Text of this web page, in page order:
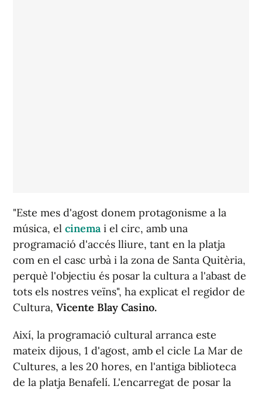
"Este mes d'agost donem protagonisme a la
música, el cinema i el circ, amb una
programació d'accés lliure, tant en la platja
com en el casc urbà i la zona de Santa Quitèria,
perquè l'objectiu és posar la cultura a l'abast de
tots els nostres veïns", ha explicat el regidor de
Cultura, Vicente Blay Casino.
Així, la programació cultural arranca este
mateix dijous, 1 d'agost, amb el cicle La Mar de
Cultures, a les 20 hores, en l'antiga biblioteca
de la platja Benafelí. L'encarregat de posar la